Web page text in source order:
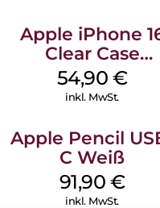
Apple iPhone
Clear Case
MagSafe
Transparent
54,90 €
inkl. MwSt.
Apple Pencil
C Weiß
91,90 €
inkl. MwSt.